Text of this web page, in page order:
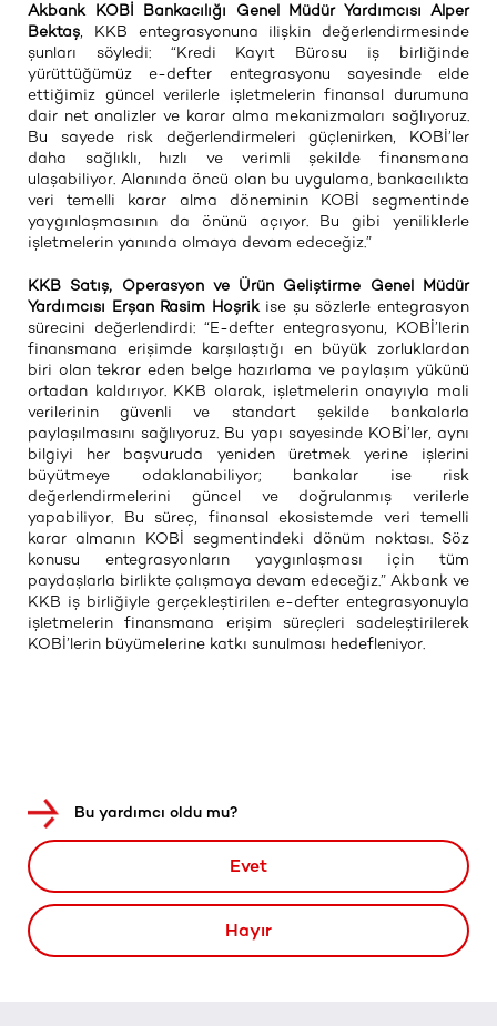
Akbank KOBİ Bankacılığı Genel Müdür Yardımcısı Alper
Bektaş, KKB entegrasyonuna ilişkin değerlendirmesinde
şunları söyledi: “Kredi Kayıt Bürosu iş birliğinde
yürüttüğümüz e-defter entegrasyonu sayesinde elde
ettiğimiz güncel verilerle işletmelerin finansal durumuna
dair net analizler ve karar alma mekanizmaları sağlıyoruz.
Bu sayede risk değerlendirmeleri güçlenirken, KOBİ’ler
daha sağlıklı, hızlı ve verimli şekilde finansmana
ulaşabiliyor. Alanında öncü olan bu uygulama, bankacılıkta
veri temelli karar alma döneminin KOBİ segmentinde
yaygınlaşmasının da önünü açıyor. Bu gibi yeniliklerle
işletmelerin yanında olmaya devam edeceğiz.”
KKB Satış, Operasyon ve Ürün Geliştirme Genel Müdür
Yardımcısı Erşan Rasim Hoşrikise şu sözlerle entegrasyon
sürecini değerlendirdi: “E-defter entegrasyonu, KOBİ’lerin
finansmana erişimde karşılaştığı en büyük zorluklardan
biri olan tekrar eden belge hazırlama ve paylaşım yükünü
ortadan kaldırıyor. KKB olarak, işletmelerin onayıyla mali
verilerinin güvenli ve standart şekilde bankalarla
paylaşılmasını sağlıyoruz. Bu yapı sayesinde KOBİ’ler, aynı
bilgiyi her başvuruda yeniden üretmek yerine işlerini
büyütmeye odaklanabiliyor; bankalar ise risk
değerlendirmelerini güncel ve doğrulanmış verilerle
yapabiliyor. Bu süreç, finansal ekosistemde veri temelli
karar almanın KOBİ segmentindeki dönüm noktası. Söz
konusu entegrasyonların yaygınlaşması için tüm
paydaşlarla birlikte çalışmaya devam edeceğiz.” Akbank ve
KKB iş birliğiyle gerçekleştirilen e-defter entegrasyonuyla
işletmelerin finansmana erişim süreçleri sadeleştirilerek
KOBİ’lerin büyümelerine katkı sunulması hedefleniyor.
Bu yardımcı oldu mu?
Evet
Hayır